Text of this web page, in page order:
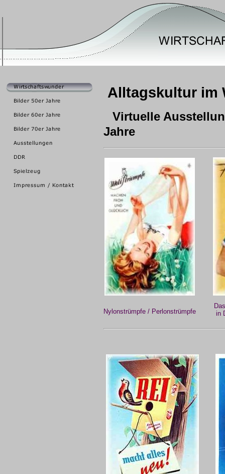
Alltagskultur im
Virtuelle
Jahre
Nylonstrümpfe / Perlonstrümpfe
in